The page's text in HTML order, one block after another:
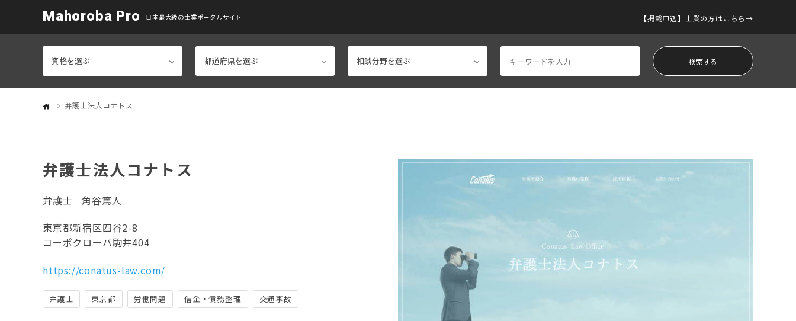
Mahoroba Pro 日本最大級の士業ポータルサイト 【掲載申込】士業の方はこちら
弁護士法人コナトス
弁護士法人コナトス
弁護士
角谷篤人
東京都新宿区四谷2-8
コーポクローバ駒井404
https://conatus-law.com/
弁護士 東京都 労働問題 借金・債務整理 交通事故